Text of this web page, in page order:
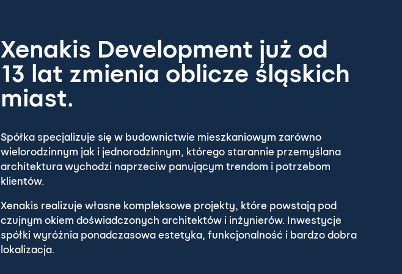
Xenakis Development już od
13 lat zmienia oblicze śląskich
miast.
Spółka specjalizuje się w budownictwie mieszkaniowym zarówno
wielorodzinnym jak i jednorodzinnym, którego starannie przemyślana
architektura wychodzi naprzeciw panującym trendom i potrzebom
klientów.
Xenakis realizuje własne kompleksowe projekty, które powstają pod
czujnym okiem doświadczonych architektów i inżynierów. Inwestycje
spółki wyróżnia ponadczasowa estetyka, funkcjonalność i bardzo dobra
lokalizacja.